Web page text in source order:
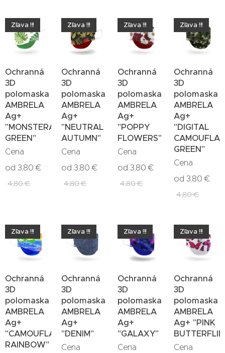
Ochranná
3D
polomaska
AMBRELA
Ag+
"MONSTERA
GREEN"
Zľava !!!
Cena
od3,80 €
4,80€
Ochranná
3D
polomaska
AMBRELA
Ag+
"NEUTRAL
AUTUMN"
Zľava !!!
Cena
od3,80 €
4,80€
Ochranná
3D
polomaska
AMBRELA
Ag+
"POPPY
FLOWERS"
Zľava !!!
Cena
od3,80 €
4,80€
Ochranná
3D
polomaska
AMBRELA
Ag+
"DIGITAL
GREEN"
Zľava !!!
Cena
od3,80 €
4,80€
Ochranná
3D
polomaska
AMBRELA
Ag+
"CAMOUFLAGE
RAINBOW"
Zľava !!!
Ochranná
3D
polomaska
AMBRELA
Ag+
"DENIM"
Zľava !!!
Cena
Ochranná
3D
polomaska
AMBRELA
Ag+
"GALAXY"
Zľava !!!
Cena
Ochranná
3D
polomaska
AMBRELA
Ag+ "PINK
Zľava !!!
Cena